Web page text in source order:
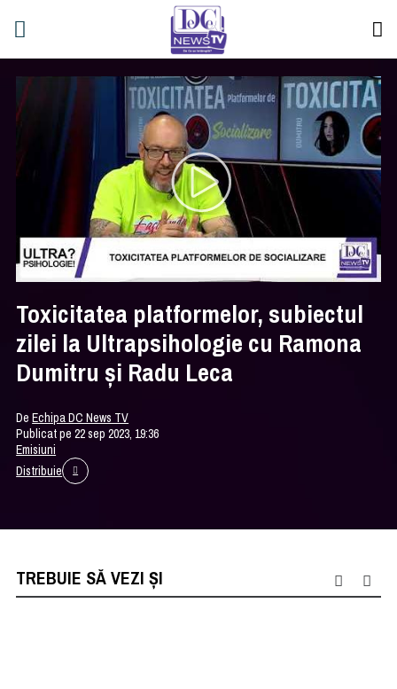
Toxicitatea platformelor, subiectul
zilei la Ultrapsihologie cu Ramona
Dumitru și Radu Leca
DeEchipa DC News TV
Publicat pe 22 sep 2023, 19:36
Emisiuni
Distribuie
TREBUIE SĂ VEZI ȘI